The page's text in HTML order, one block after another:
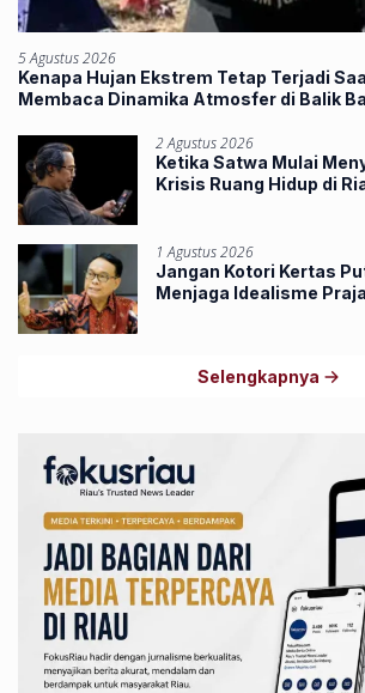
5 Agustus 2026
Kenapa Hujan Ekstrem Tetap Terjadi
Membaca Dinamika Atmosfer di Balik
2 Agustus 2026
Ketika Satwa Mulai
Krisis Ruang Hidup di
1 Agustus 2026
Jangan Kotori Kertas
Menjaga Idealisme
Selengkapnya